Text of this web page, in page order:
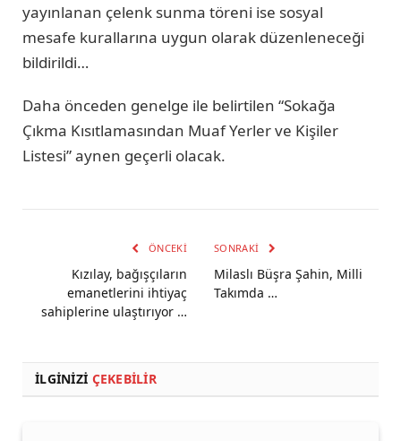
yayınlanan çelenk sunma töreni ise sosyal
mesafe kurallarına uygun olarak düzenleneceği
bildirildi…
Daha önceden genelge ile belirtilen “Sokağa
Çıkma Kısıtlamasından Muaf Yerler ve Kişiler
Listesi” aynen geçerli olacak.
ÖNCEKI
Kızılay, bağışçıların
emanetlerini ihtiyaç
sahiplerine ulaştırıyor …
SONRAKI
Milaslı Büşra Şahin, Milli
Takımda …
İLGINIZI ÇEKEBILIR